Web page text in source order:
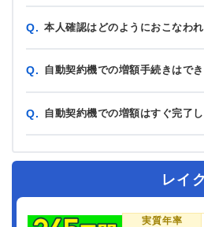
Q. 本人確認はどのようにおこなわ
Q. 自動契約機での増額手続きはで
Q. 自動契約機での増額はすぐ完了
レイク
実質年率